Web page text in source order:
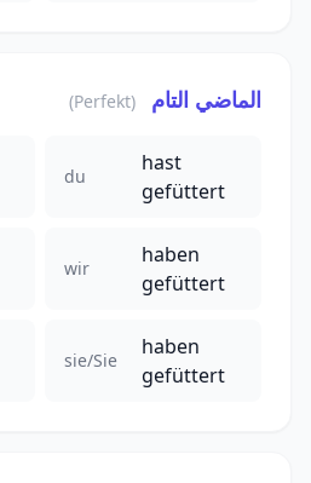
الماضي التام (Perfekt)
du
hast
gefüttert
wir
haben
gefüttert
sie/Sie
haben
gefüttert